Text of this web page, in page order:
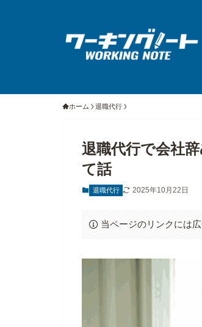
ホーム 退職代行
退職代行で会社
て話
退職代行 2025年10月22日
当ページのリンクには